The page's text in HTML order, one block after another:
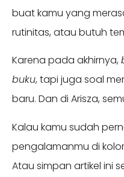
buat kamu yang
rutinitas, atau butuh
Karena pada akhirnya,
buku, tapi juga soal
baru. Dan di Arisza,
Kalau kamu sudah
pengalamanmu di
Atau simpan artikel ini